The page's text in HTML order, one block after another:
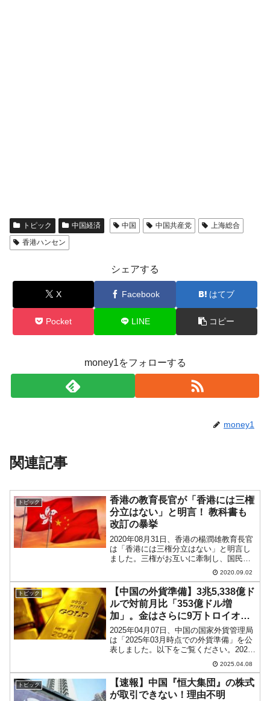
トピック 中国経済 中国 中国共産党
上海総合
香港ハンセン
シェアする
X Facebook はてブ
Pocket LINE コピー
money1をフォローする
money1
関連記事
トピック
香港の教育長官が「香港には三権
分立はない」と明言！ 教科書も
改訂の暴挙
2020年08月31日、香港の楊潤雄教育長官
は「香港には三権分立はない」と明言し
ました。三権がお互いに牽制し、国民の
自由・権利を守るという近代国家の基本
理念を守るつもりがないことを明確にし
たのです。ことの起こりは、高等学校の
一般教育の教科書...
2020.09.02
トピック
【中国の外貨準備】3兆5,338億ド
ルで対前月比「353億ドル増
加」。金はさらに9万トロイオン
ス積んだ
2025年04月07日、中国の国家外貨管理局
は「2025年03月時点での外貨準備」を公
表しました。以下をご覧ください。2025
年03月外汇储备……3兆2,406.65億ドル
(Foreign currency reserves)対前月比：
+1...
2025.04.08
トピック
【速報】中国『恒大集団』の株式
が取引できない！理由不明